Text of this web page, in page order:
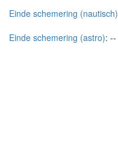
Einde schemering (nautisch)
Einde schemering (astro): --